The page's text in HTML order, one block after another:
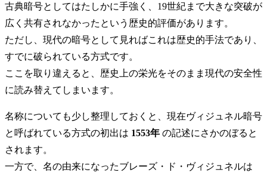
古典暗号としてはたしかに手強く、19世紀まで大きな突破が
広く共有されなかったという歴史的評価があります。
ただし、現代の暗号として見ればこれは歴史的手法であり、
すでに破られている方式です。
ここを取り違えると、歴史上の栄光をそのまま現代の安全性
に読み替えてしまいます。
名称についても少し整理しておくと、現在ヴィジュネル暗号
と呼ばれている方式の初出は 1553年 の記述にさかのぼると
されます。
一方で、名の由来になったブレーズ・ド・ヴィジュネルは